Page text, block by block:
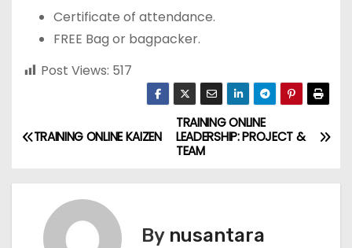
Certificate of attendance.
FREE Bag or bagpacker.
Post Views: 517
P
TRAINING ONLINE
LEADERSHIP: PROJECT &
TEAM
TRAINING ONLINE KAIZEN
By nusantara